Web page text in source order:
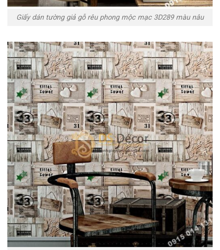
Giấy dán tường giả gỗ rêu phong mộc mạc 3D289 màu nâu